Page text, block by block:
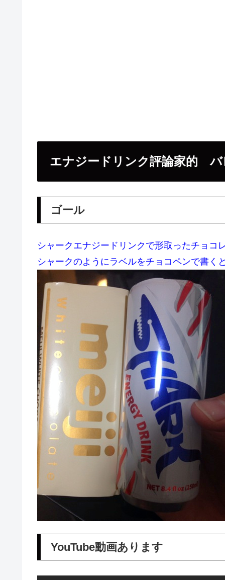
エナジードリンク評論家的
ゴール
シャークエナジードリンクで形取ったチョコ
シャークのようにラベルをチョコペンで書く
YouTube動画あります